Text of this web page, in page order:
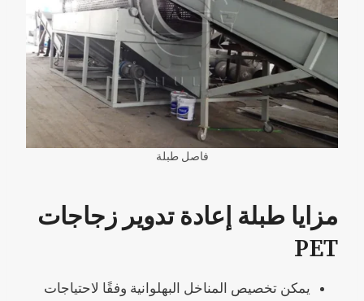
فاصل طبلة
مزايا طبلة إعادة تدوير زجاجات
PET
يمكن تخصيص المناخل البهلوانية وفقًا لاحتياجات